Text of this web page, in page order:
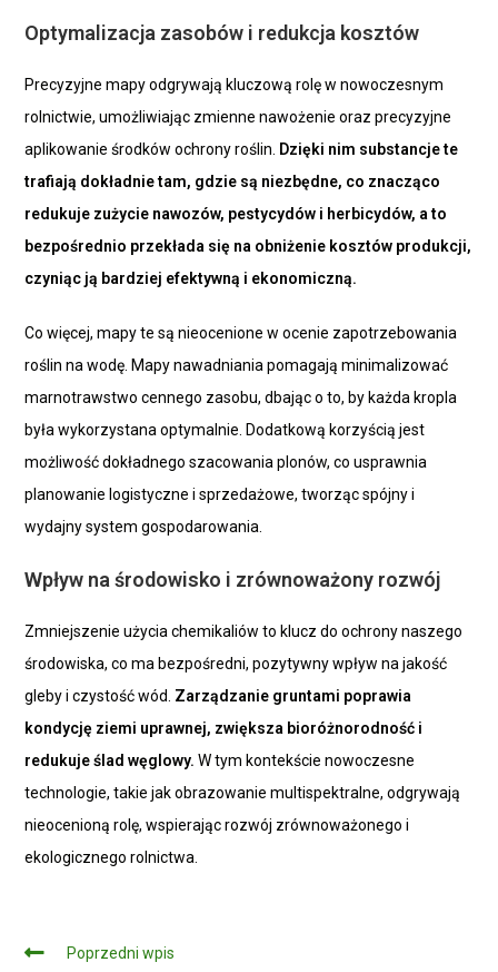
Optymalizacja zasobów i redukcja kosztów
Precyzyjne mapy odgrywają kluczową rolę w nowoczesnym
rolnictwie, umożliwiając zmienne nawożenie oraz precyzyjne
aplikowanie środków ochrony roślin. Dzięki nim substancje te
trafiają dokładnie tam, gdzie są niezbędne, co znacząco
redukuje zużycie nawozów, pestycydów i herbicydów, a to
bezpośrednio przekłada się na obniżenie kosztów produkcji,
czyniąc ją bardziej efektywną i ekonomiczną.
Co więcej, mapy te są nieocenione w ocenie zapotrzebowania
roślin na wodę. Mapy nawadniania pomagają minimalizować
marnotrawstwo cennego zasobu, dbając o to, by każda kropla
była wykorzystana optymalnie. Dodatkową korzyścią jest
możliwość dokładnego szacowania plonów, co usprawnia
planowanie logistyczne i sprzedażowe, tworząc spójny i
wydajny system gospodarowania.
Wpływ na środowisko i zrównoważony rozwój
Zmniejszenie użycia chemikaliów to klucz do ochrony naszego
środowiska, co ma bezpośredni, pozytywny wpływ na jakość
gleby i czystość wód. Zarządzanie gruntami poprawia
kondycję ziemi uprawnej, zwiększa bioróżnorodność i
redukuje ślad węglowy. W tym kontekście nowoczesne
technologie, takie jak obrazowanie multispektralne, odgrywają
nieocenioną rolę, wspierając rozwój zrównoważonego i
ekologicznego rolnictwa.
CzytajPoprzedni wpis